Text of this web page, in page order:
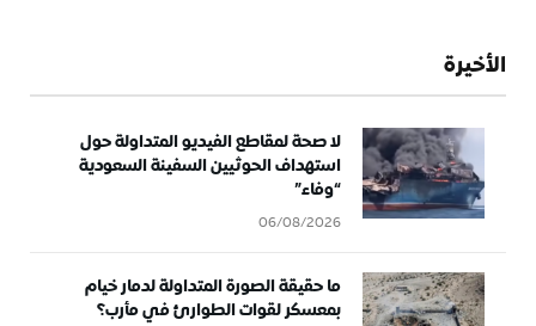
الأخيرة
لا صحة لمقاطع الفيديو المتداولة حول
استهداف الحوثيين السفينة السعودية
“وفاء”
06/08/2026
ما حقيقة الصورة المتداولة لدمار خيام
بمعسكر لقوات الطوارئ في مأرب؟